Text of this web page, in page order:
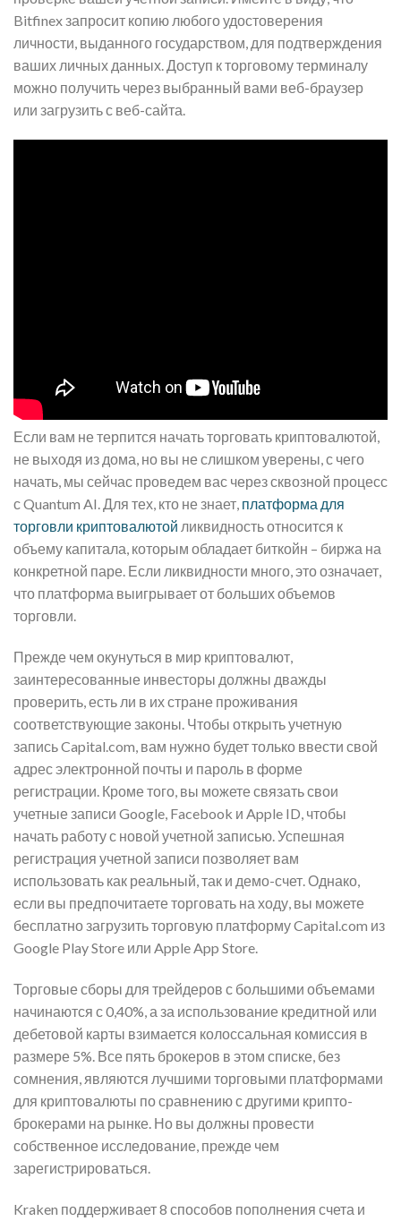
Bitfinex запросит копию любого удостоверения
личности, выданного государством, для подтверждения
ваших личных данных. Доступ к торговому терминалу
можно получить через выбранный вами веб-браузер
или загрузить с веб-сайта.
Если вам не терпится начать торговать криптовалютой,
не выходя из дома, но вы не слишком уверены, с чего
начать, мы сейчас проведем вас через сквозной процесс
с Quantum AI. Для тех, кто не знает, платформа для
торговли криптовалютой ликвидность относится к
объему капитала, которым обладает биткойн – биржа на
конкретной паре. Если ликвидности много, это означает,
что платформа выигрывает от больших объемов
торговли.
Прежде чем окунуться в мир криптовалют,
заинтересованные инвесторы должны дважды
проверить, есть ли в их стране проживания
соответствующие законы. Чтобы открыть учетную
запись Capital.com, вам нужно будет только ввести свой
адрес электронной почты и пароль в форме
регистрации. Кроме того, вы можете связать свои
учетные записи Google, Facebook и Apple ID, чтобы
начать работу с новой учетной записью. Успешная
регистрация учетной записи позволяет вам
использовать как реальный, так и демо-счет. Однако,
если вы предпочитаете торговать на ходу, вы можете
бесплатно загрузить торговую платформу Capital.com из
Google Play Store или Apple App Store.
Торговые сборы для трейдеров с большими объемами
начинаются с 0,40%, а за использование кредитной или
дебетовой карты взимается колоссальная комиссия в
размере 5%. Все пять брокеров в этом списке, без
сомнения, являются лучшими торговыми платформами
для криптовалюты по сравнению с другими крипто-
брокерами на рынке. Но вы должны провести
собственное исследование, прежде чем
зарегистрироваться.
Kraken поддерживает 8 способов пополнения счета и